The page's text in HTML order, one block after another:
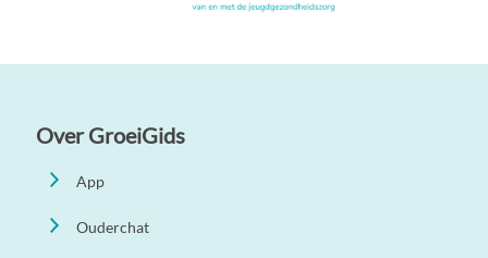
Over GroeiGids
App
Ouderchat